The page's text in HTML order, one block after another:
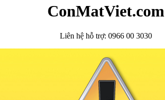
ConMatViet.com
Liên hệ hỗ trợ: 0966 00 3030